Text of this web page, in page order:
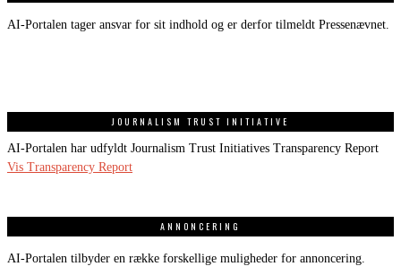
AI-Portalen tager ansvar for sit indhold og er derfor tilmeldt Pressenævnet.
JOURNALISM TRUST INITIATIVE
AI-Portalen har udfyldt Journalism Trust Initiatives Transparency Report
Vis Transparency Report
ANNONCERING
AI-Portalen tilbyder en række forskellige muligheder for annoncering.